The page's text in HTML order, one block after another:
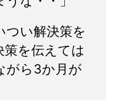
つい解決策を
を伝えては
がら3か月が